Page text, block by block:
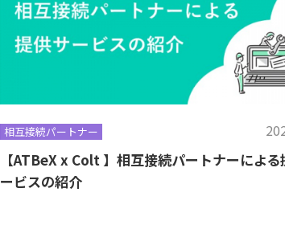
相互接続パートナー
【ATBeX x Colt 】相互接続パートナーによる
ービスの紹介